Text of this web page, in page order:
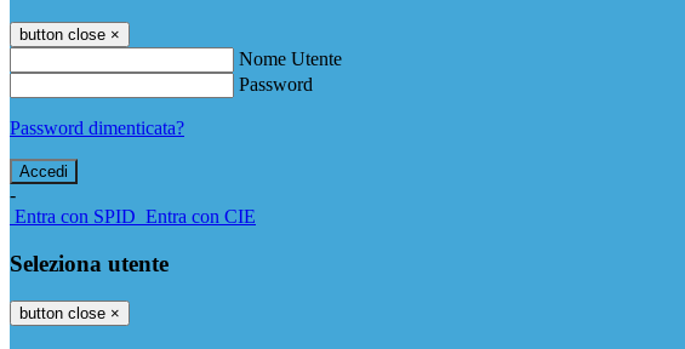
button close ×
Nome Utente
Password
Password dimenticata?
-
Entra con SPID Entra con CIE
Seleziona utente
button close ×